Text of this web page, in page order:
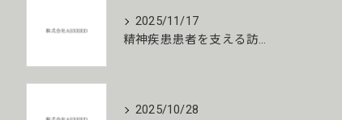
2025/11/17
精神疾患患者を支える訪問看護の役割とは
2025/10/28